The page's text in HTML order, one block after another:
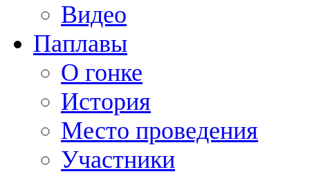
Видео
Паплавы
О гонке
История
Место проведения
Участники